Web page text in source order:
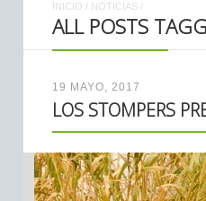
INICIO / NOTICIAS /
ALL POSTS
19 MAYO, 2017
LOS STOMPERS